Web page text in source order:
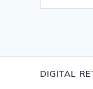
DIGITAL